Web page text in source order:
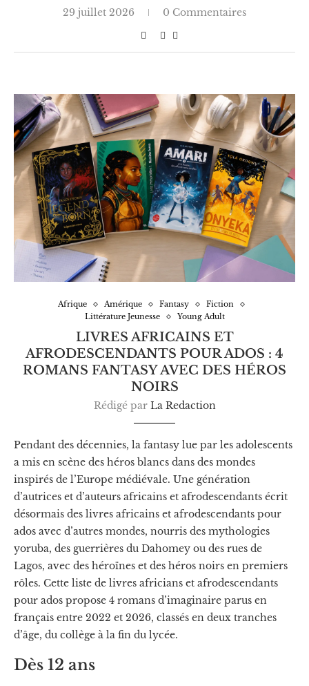
29 juillet 2026 0 Commentaires
Afrique Amérique Fantasy
Fiction
Littérature Jeunesse
Young Adult
LIVRES AFRICAINS ET
AFRODESCENDANTS POUR ADOS : 4
ROMANS FANTASY AVEC DES HÉROS
NOIRS
Rédigé par La Redaction
Pendant des décennies, la fantasy lue par les adolescents
a mis en scène des héros blancs dans des mondes
inspirés de l’Europe médiévale. Une génération
d’autrices et d’auteurs africains et afrodescendants écrit
désormais des livres africains et afrodescendants pour
ados avec d’autres mondes, nourris des mythologies
yoruba, des guerrières du Dahomey ou des rues de
Lagos, avec des héroïnes et des héros noirs en premiers
rôles. Cette liste de livres africians et afrodescendants
pour ados propose 4 romans d’imaginaire parus en
français entre 2022 et 2026, classés en deux tranches
d’âge, du collège à la fin du lycée.
Dès 12 ans